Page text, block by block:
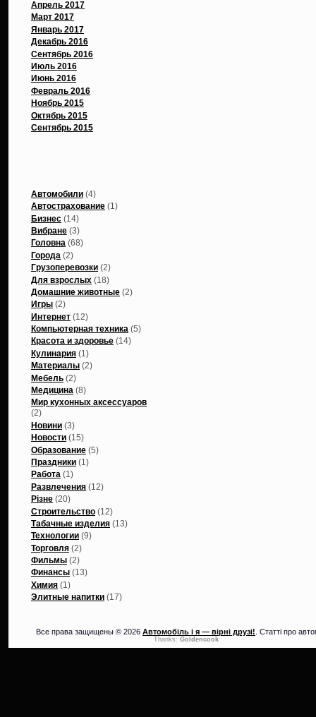
Апрель 2017
Март 2017
Январь 2017
Декабрь 2016
Сентябрь 2016
Июль 2016
Июнь 2016
Февраль 2016
Ноябрь 2015
Октябрь 2015
Сентябрь 2015
Автомобили (4)
Автострахование (1)
Бизнес (14)
Вибране (3)
Головна (68)
Города (2)
Грузоперевозки (2)
Для взрослых (18)
Домашние животные (2)
Игры (2)
Интернет (12)
Компьютерная техника (5)
Красота и здоровье (14)
Кулинария (1)
Материалы (2)
Мебель (2)
Медицина (8)
Мир кухонных аксессуаров
(2)
Новини (3)
Новости (15)
Образование (5)
Праздники (1)
Работа (1)
Развлечения (12)
Різне (20)
Строительство (12)
Табачные изделия (13)
Технологии (9)
Торговля (2)
Фильмы (2)
Финансы (13)
Химия (1)
Элитные напитки (17)
Все права защищены © 2026 Автомобіль і я — вірні друзі! . Статті про
Thanks: Goldencook